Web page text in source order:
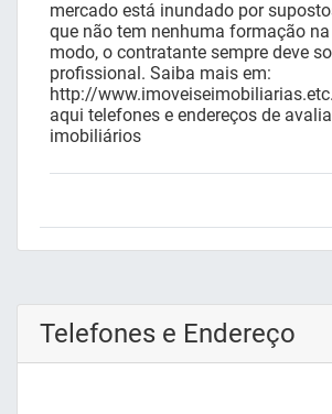
mercado está inundado por
que não tem nenhuma formação na
modo, o contratante sempre deve
profissional. Saiba mais em:
http://
aqui telefones e endereços de
imobiliários
Telefones e Endereço